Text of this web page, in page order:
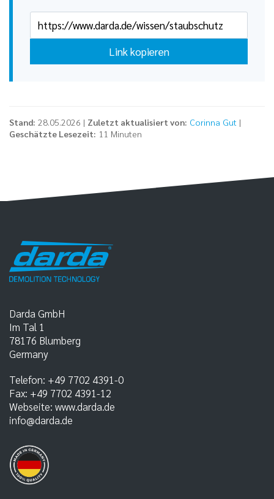
Link kopieren
Stand: 28.05.2026 | Zuletzt aktualisiert von: Corinna Gut |
Geschätzte Lesezeit: 11 Minuten
Darda GmbH
Im Tal 1
78176 Blumberg
Germany
Telefon: +49 7702 4391-0
Fax: +49 7702 4391-12
Webseite: www.darda.de
info@darda.de